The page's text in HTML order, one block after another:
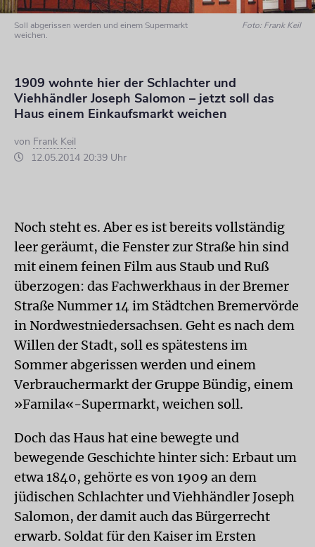
Soll abgerissen werden und einem Supermarkt
weichen.
Foto: Frank Keil
1909 wohnte hier der Schlachter und
Viehhändler Joseph Salomon – jetzt soll das
Haus einem Einkaufsmarkt weichen
von Frank Keil
12.05.2014 20:39 Uhr
Noch steht es. Aber es ist bereits vollständig
leer geräumt, die Fenster zur Straße hin sind
mit einem feinen Film aus Staub und Ruß
überzogen: das Fachwerkhaus in der Bremer
Straße Nummer 14 im Städtchen Bremervörde
in Nordwestniedersachsen. Geht es nach dem
Willen der Stadt, soll es spätestens im
Sommer abgerissen werden und einem
Verbrauchermarkt der Gruppe Bündig, einem
»Famila«-Supermarkt, weichen soll.
Doch das Haus hat eine bewegte und
bewegende Geschichte hinter sich: Erbaut um
etwa 1840, gehörte es von 1909 an dem
jüdischen Schlachter und Viehhändler Joseph
Salomon, der damit auch das Bürgerrecht
erwarb. Soldat für den Kaiser im Ersten